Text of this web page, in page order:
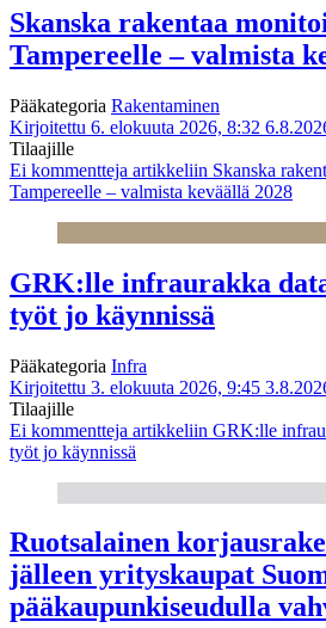
Skanska rakentaa
Tampereelle – valmista
Pääkategoria Rakentaminen
Kirjoitettu 6. elokuuta 2026, 8:32
Tilaajille
Ei kommentteja artikkeliin Skanska
Tampereelle – valmista keväällä 2028
GRK:lle infraurakka
työt jo käynnissä
Pääkategoria Infra
Kirjoitettu 3. elokuuta 2026, 9:45
Tilaajille
Ei kommentteja artikkeliin GRK:lle
työt jo käynnissä
Ruotsalainen
jälleen yrityskaupat
pääkaupunkiseudulla